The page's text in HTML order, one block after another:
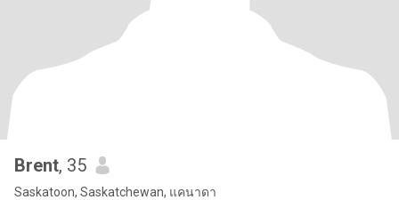
Brent, 35
Saskatoon, Saskatchewan, แคนาดา